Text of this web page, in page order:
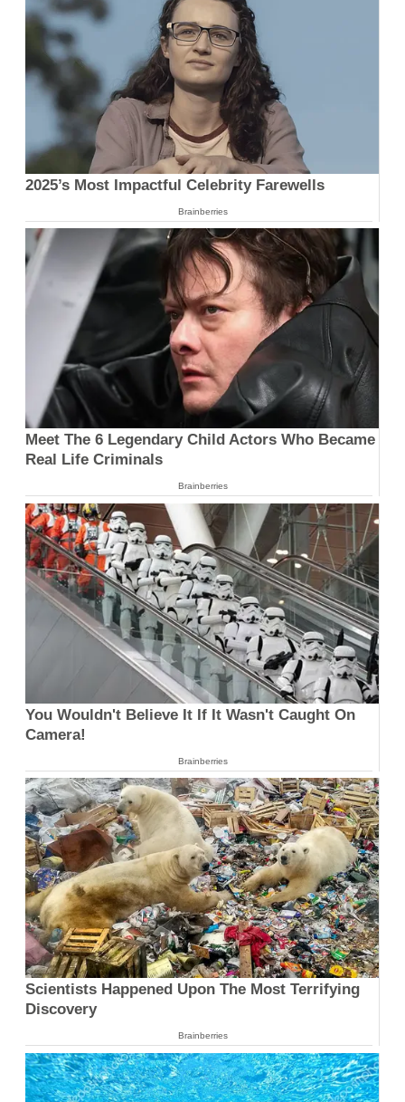
2025’s Most Impactful Celebrity Farewells
Brainberries
Meet The 6 Legendary Child Actors Who Became
Real Life Criminals
Brainberries
You Wouldn't Believe It If It Wasn't Caught On
Camera!
Brainberries
Scientists Happened Upon The Most Terrifying
Discovery
Brainberries